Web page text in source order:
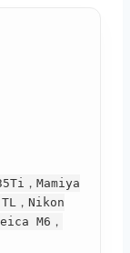
，Mamiya
，Nikon
M6，